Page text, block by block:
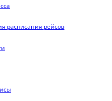
расписания рейсов